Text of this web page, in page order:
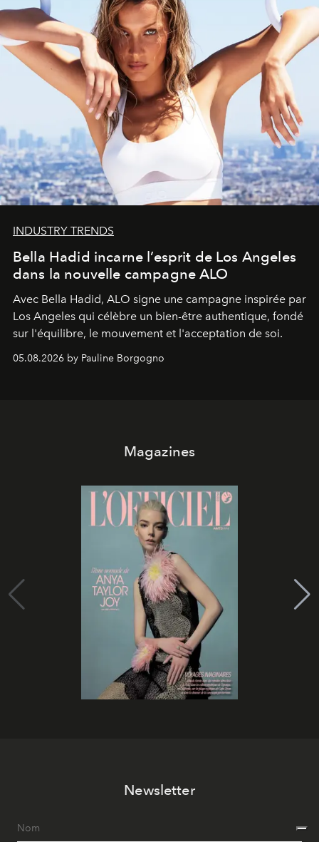
INDUSTRY TRENDS
Bella Hadid incarne l’esprit de Los Angeles
dans la nouvelle campagne ALO
Avec Bella Hadid, ALO signe une campagne inspirée par
Los Angeles qui célèbre un bien-être authentique, fondé
sur l'équilibre, le mouvement et l'acceptation de soi.
05.08.2026 by Pauline Borgogno
Magazines
Newsletter